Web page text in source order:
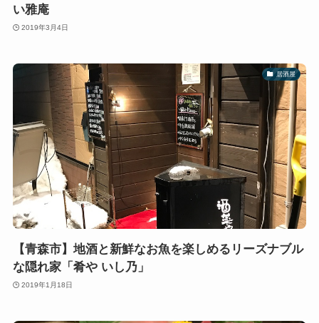
い雅庵
2019年3月4日
居酒屋
【青森市】地酒と新鮮なお魚を楽しめるリーズナブル
な隠れ家「肴や いし乃」
2019年1月18日